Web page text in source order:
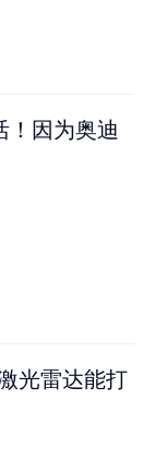
！因为奥迪
光雷达能打